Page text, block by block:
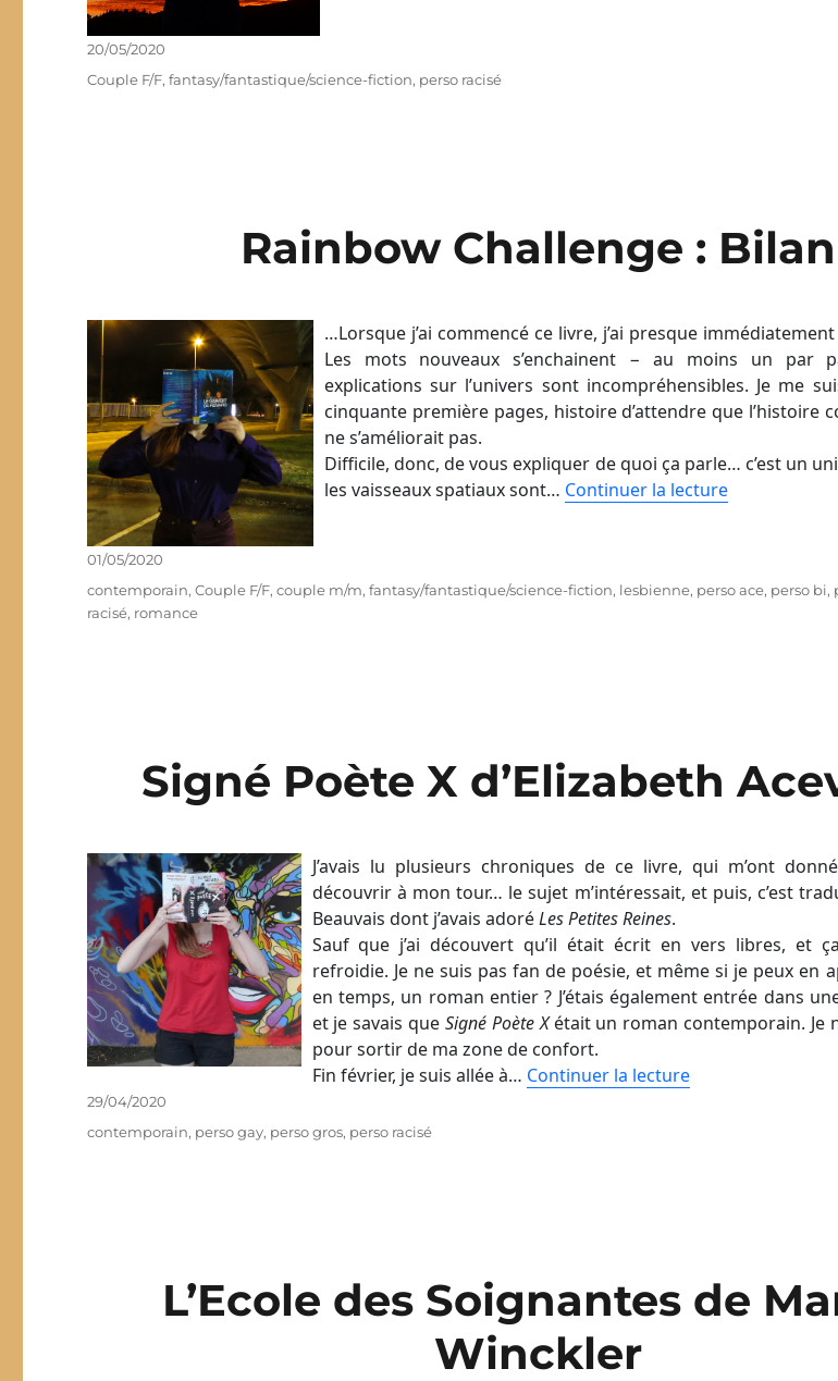
Publié
20/05/2020
Étiquettes
Couple F/F,fantasy/fantastique/science-fiction, perso racisé
Rainbow Challenge : Bilan
…Lorsque j’ai commencé ce livre, j’ai presque immédiatement
Les mots nouveaux s’enchainent − au moins un par
explications sur l’univers sont incompréhensibles. Je me
cinquante première pages, histoire d’attendre que l’histoire
ne s’améliorait pas.
Difficile, donc, de vous expliquer de quoi ça parle… c’est un
les vaisseaux spatiaux sont… Continuer la lecture
Publié
01/05/2020
Étiquettes
contemporain,Couple F/F,couple m/m,fantasy/fantastique/science-fiction, lesbienne, perso ace, perso bi,
racisé, romance
Signé Poète X d’Elizabeth
J’avais lu plusieurs chroniques de ce livre, qui m’ont
découvrir à mon tour… le sujet m’intéressait, et puis, c’est
Beauvais dont j’avais adoréLes Petites Reines.
Sauf que j’ai découvert qu’il était écrit en vers libres, et
refroidie. Je ne suis pas fan de poésie, et même si je peux en
en temps, un roman entier ? J’étais également entrée dans
et je savais que Signé Poète Xétait un roman contemporain. Je
pour sortir de ma zone de confort.
Fin février, je suis allée à… Continuer la lecture
Publié
29/04/2020
Étiquettes
contemporain, perso gay, perso gros, perso racisé
L’Ecole des Soignantes de
Winckler